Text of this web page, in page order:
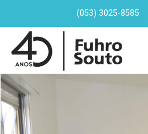
(053) 3025-8585